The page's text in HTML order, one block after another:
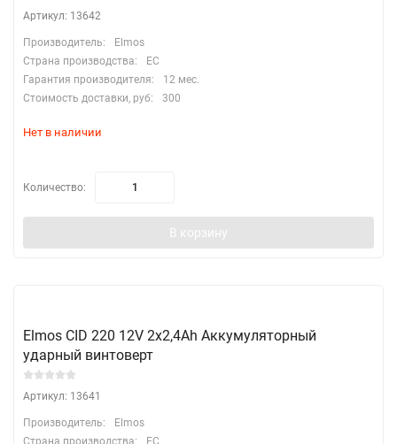
Артикул: 13642
Производитель:
Elmos
Страна производства:
EC
Гарантия производителя:
12 мес.
Стоимость доставки, руб:
300
Нет в наличии
Количество:
В корзину
Elmos CID 220 12V 2x2,4Ah Аккумуляторный
ударный винтоверт
Артикул: 13641
Производитель:
Elmos
Страна производства:
EC